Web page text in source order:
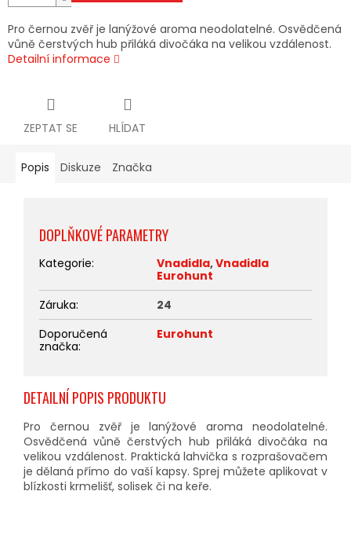
Pro černou zvěř je lanýžové aroma neodolatelné. Osvědčená
vůně čerstvých hub přiláká divočáka na velikou vzdálenost.
Detailní informace
ZEPTAT SE HLÍDAT
Popis Diskuze Značka
DETAILNÍ POPIS PRODUKTU
Pro černou zvěř je lanýžové aroma neodolatelné.
Osvědčená vůně čerstvých hub přiláká divočáka na
velikou vzdálenost. Praktická lahvička s rozprašovačem
je dělaná přímo do vaší kapsy. Sprej můžete aplikovat v
blízkosti krmelišť, solisek či na keře.
DOPLŇKOVÉ PARAMETRY
Kategorie: Vnadidla,Vnadidla
Eurohunt
Záruka:
24
Doporučená
značka:
Eurohunt